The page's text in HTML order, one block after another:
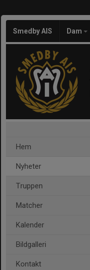
Smedby AIS Dam
Hem
Nyheter
Truppen
Matcher
Kalender
Bildgalleri
Kontakt